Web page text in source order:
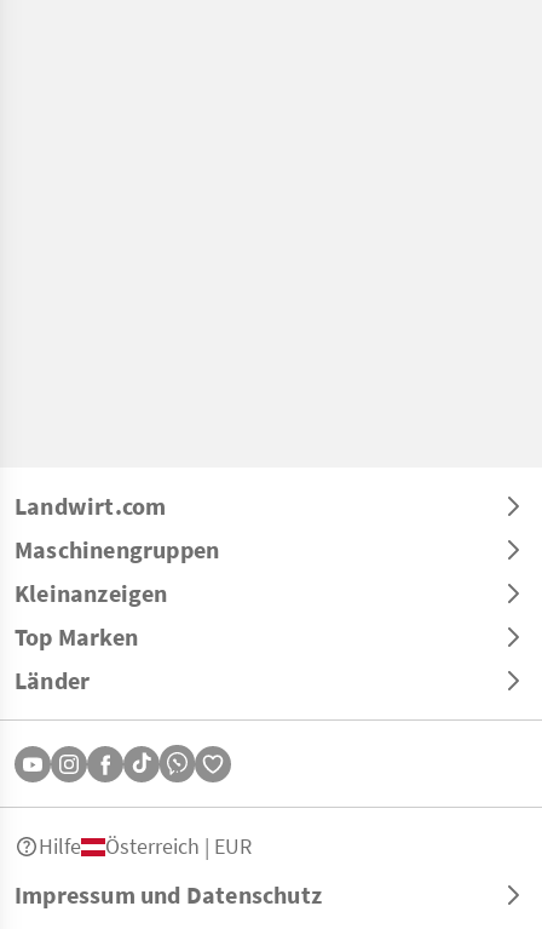
Landwirt.com
Maschinengruppen
Kleinanzeigen
Top Marken
Länder
Impressum und Datenschutz
Hilfe Österreich | EUR